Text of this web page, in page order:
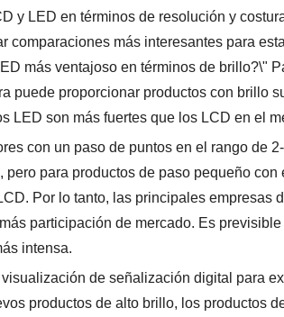
y LED en términos de resolución y
más interesantes para
más ventajoso en términos de brillo?\"
puede proporcionar productos con brillo
LED son más fuertes que los LCD en el
con un paso de puntos en el rango de
para productos de paso pequeño
Por lo tanto, las principales empresas
participación de mercado. Es
intensa.
de señalización digital para
productos de alto brillo, los productos